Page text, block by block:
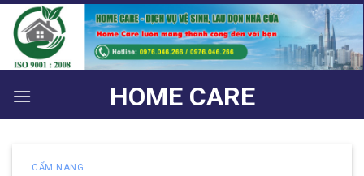
Bỏ
qua
nội
dung
HOME CARE
CẨM NANG